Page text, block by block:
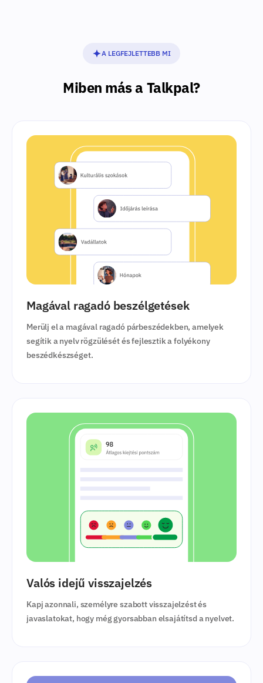
A LEGFEJLETTEBB MI
Miben más a Talkpal?
Magával ragadó beszélgetések
Merülj el a magával ragadó párbeszédekben, amelyek
segítik a nyelv rögzülését és fejlesztik a folyékony
beszédkészséget.
Valós idejű visszajelzés
Kapj azonnali, személyre szabott visszajelzést és
javaslatokat, hogy még gyorsabban elsajátítsd a nyelvet.